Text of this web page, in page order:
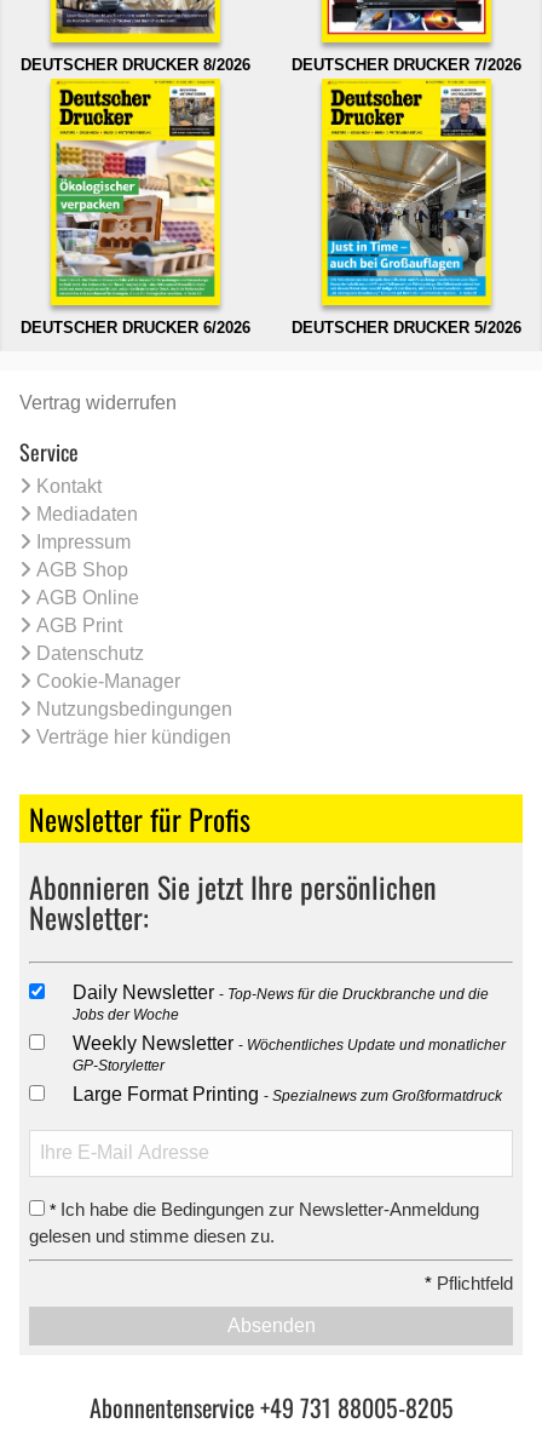
DEUTSCHER DRUCKER 8/2026 DEUTSCHER DRUCKER 7/2026
DEUTSCHER DRUCKER 6/2026 DEUTSCHER DRUCKER 5/2026
Vertrag widerrufen
Service
Kontakt
Mediadaten
Impressum
AGB Shop
AGB Online
AGB Print
Datenschutz
Cookie-Manager
Nutzungsbedingungen
Verträge hier kündigen
Newsletter für Profis
Abonnieren Sie jetzt Ihre persönlichen
Newsletter:
Daily Newsletter
Top-News für die Druckbranche und die
Jobs der Woche
Weekly Newsletter
Wöchentliches Update und monatlicher
GP-Storyletter
Large Format Printing Spezialnews zum Großformatdruck
* Ich habe die Bedingungen zur Newsletter-Anmeldung
gelesen und stimme diesen zu.
* Pflichtfeld
Absenden
Abonnentenservice +49 731 88005-8205